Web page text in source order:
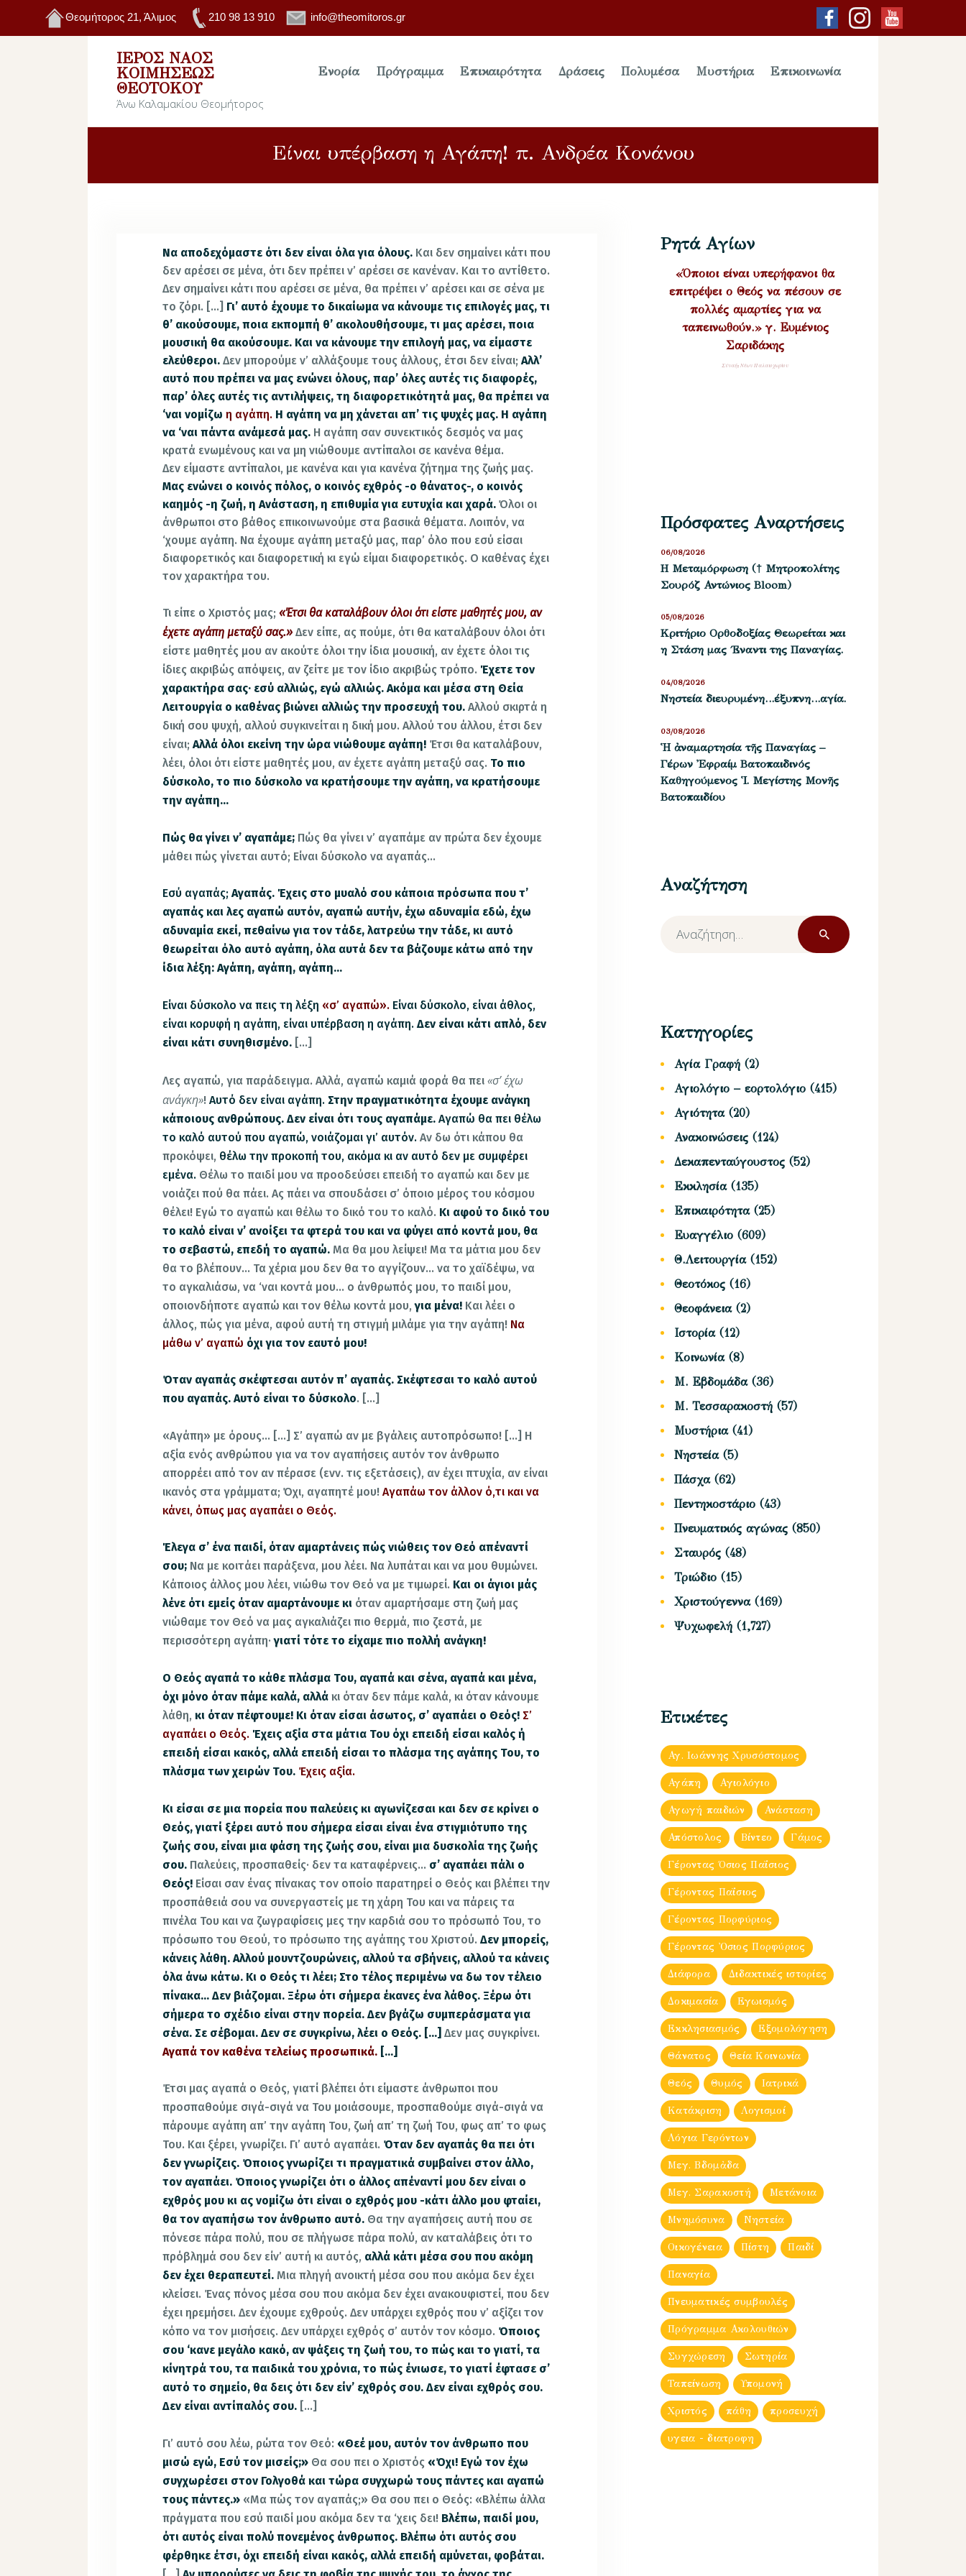
Θεομήτορος 21, Άλιμος 210 98 13 910 info@theomitoros.gr
ΙΕΡΌΣ ΝΑΌΣ
ΚΟΙΜΉΣΕΩΣ
ΘΕΟΤΌΚΟΥ
Άνω Καλαμακίου Θεομήτορος
Ενορία Πρόγραμμα Επικαιρότητα Δράσεις Πολυμέσα Μυστήρια Επικοινωνία
Είναι υπέρβαση η Αγάπη! π. Ανδρέα Κονάνου
Να αποδεχόμαστε ότι δεν είναι όλα για όλους. Και δεν σημαίνει κάτι που
δεν αρέσει σε μένα, ότι δεν πρέπει ν’ αρέσει σε κανέναν. Και το αντίθετο.
Δεν σημαίνει κάτι που αρέσει σε μένα, θα πρέπει ν’ αρέσει και σε σένα με
το ζόρι. […] Γι’ αυτό έχουμε το δικαίωμα να κάνουμε τις επιλογές μας, τι
θ’ ακούσουμε, ποια εκπομπή θ’ ακολουθήσουμε, τι μας αρέσει, ποια
μουσική θα ακούσουμε. Και να κάνουμε την επιλογή μας, να είμαστε
ελεύθεροι. Δεν μπορούμε ν’ αλλάξουμε τους άλλους, έτσι δεν είναι;Αλλ’
αυτό που πρέπει να μας ενώνει όλους, παρ’ όλες αυτές τις διαφορές,
παρ’ όλες αυτές τις αντιλήψεις, τη διαφορετικότητά μας, θα πρέπει να
‘ναι νομίζωη αγάπη. Η αγάπη να μη χάνεται απ’ τις ψυχές μας. Η αγάπη
να ‘ναι πάντα ανάμεσά μας. Η αγάπη σαν συνεκτικός δεσμός να μας
κρατά ενωμένους και να μη νιώθουμε αντίπαλοι σε κανένα θέμα.
Δεν είμαστε αντίπαλοι, με κανένα και για κανένα ζήτημα της ζωής μας.
Μας ενώνει ο κοινός πόλος, ο κοινός εχθρός -ο θάνατος-, ο κοινός
καημός -η ζωή, η Ανάσταση, η επιθυμία για ευτυχία και χαρά.Όλοι οι
άνθρωποι στο βάθος επικοινωνούμε στα βασικά θέματα. Λοιπόν, να
‘χουμε αγάπη. Να έχουμε αγάπη μεταξύ μας, παρ’ όλο που εσύ είσαι
διαφορετικός και διαφορετική κι εγώ είμαι διαφορετικός. Ο καθένας έχει
τον χαρακτήρα του.
Τι είπε ο Χριστός μας;«Έτσι θα καταλάβουν όλοι ότι είστε μαθητές μου, αν
έχετε αγάπη μεταξύ σας.» Δεν είπε, ας πούμε, ότι θα καταλάβουν όλοι ότι
είστε μαθητές μου αν ακούτε όλοι την ίδια μουσική, αν έχετε όλοι τις
ίδιες ακριβώς απόψεις, αν ζείτε με τον ίδιο ακριβώς τρόπο. Έχετε τον
χαρακτήρα σας· εσύ αλλιώς, εγώ αλλιώς. Ακόμα και μέσα στη Θεία
Λειτουργία ο καθένας βιώνει αλλιώς την προσευχή του.Αλλού σκιρτά η
δική σου ψυχή, αλλού συγκινείται η δική μου. Αλλού του άλλου, έτσι δεν
είναι;Αλλά όλοι εκείνη την ώρα νιώθουμε αγάπη! Έτσι θα καταλάβουν,
λέει, όλοι ότι είστε μαθητές μου, αν έχετε αγάπη μεταξύ σας. Το πιο
δύσκολο, το πιο δύσκολο να κρατήσουμε την αγάπη, να κρατήσουμε
την αγάπη…
Πώς θα γίνει ν’ αγαπάμε; Πώς θα γίνει ν’ αγαπάμε αν πρώτα δεν έχουμε
μάθει πώς γίνεται αυτό; Είναι δύσκολο να αγαπάς…
Εσύ αγαπάς; Αγαπάς. Έχεις στο μυαλό σου κάποια πρόσωπα που τ’
αγαπάς και λες αγαπώ αυτόν, αγαπώ αυτήν, έχω αδυναμία εδώ, έχω
αδυναμία εκεί, πεθαίνω για τον τάδε, λατρεύω την τάδε, κι αυτό
θεωρείται όλο αυτό αγάπη, όλα αυτά δεν τα βάζουμε κάτω από την
ίδια λέξη: Αγάπη, αγάπη, αγάπη…
Είναι δύσκολο να πεις τη λέξη «σ’ αγαπώ». Είναι δύσκολο, είναι άθλος,
είναι κορυφή η αγάπη, είναι υπέρβαση η αγάπη. Δεν είναι κάτι απλό, δεν
είναι κάτι συνηθισμένο. […]
Λες αγαπώ, για παράδειγμα.Αλλά, αγαπώ καμιά φορά θα πει«σ’ έχω
ανάγκη»! Αυτό δεν είναι αγάπη. Στην πραγματικότητα έχουμε ανάγκη
κάποιους ανθρώπους. Δεν είναι ότι τους αγαπάμε.Αγαπώ θα πει θέλω
το καλό αυτού που αγαπώ, νοιάζομαι γι’ αυτόν. Αν δω ότι κάπου θα
προκόψει, θέλω την προκοπή του, ακόμα κι αν αυτό δεν με συμφέρει
εμένα. Θέλω το παιδί μου να προοδεύσει επειδή το αγαπώ και δεν με
νοιάζει πού θα πάει. Ας πάει να σπουδάσει σ’ όποιο μέρος του κόσμου
θέλει! Εγώ το αγαπώ και θέλω το δικό του το καλό. Κι αφού το δικό του
το καλό είναι ν’ ανοίξει τα φτερά του και να φύγει από κοντά μου, θα
το σεβαστώ, επεδή το αγαπώ. Μα θα μου λείψει! Μα τα μάτια μου δεν
θα το βλέπουν… Τα χέρια μου δεν θα το αγγίζουν… να το χαϊδέψω, να
το αγκαλιάσω, να ‘ναι κοντά μου… ο άνθρωπός μου, το παιδί μου,
οποιονδήποτε αγαπώ και τον θέλω κοντά μου,για μένα! Και λέει ο
άλλος, πώς για μένα, αφού αυτή τη στιγμή μιλάμε για την αγάπη! Να
μάθω ν’ αγαπώ όχι για τον εαυτό μου!
Όταν αγαπάς σκέφτεσαι αυτόν π’ αγαπάς. Σκέφτεσαι το καλό αυτού
που αγαπάς. Αυτό είναι το δύσκολο. […]
«Αγάπη» με όρους… […] Σ’ αγαπώ αν με βγάλεις αυτοπρόσωπο! […] Η
αξία ενός ανθρώπου για να τον αγαπήσεις αυτόν τον άνθρωπο
απορρέει από τον αν πέρασε (ενν. τις εξετάσεις), αν έχει πτυχία, αν είναι
ικανός στα γράμματα; Όχι, αγαπητέ μου! Αγαπάω τον άλλον ό,τι και να
κάνει, όπως μας αγαπάει ο Θεός.
Έλεγα σ’ ένα παιδί, όταν αμαρτάνεις πώς νιώθεις τον Θεό απέναντί
σου; Να με κοιτάει παράξενα, μου λέει. Να λυπάται και να μου θυμώνει.
Κάποιος άλλος μου λέει, νιώθω τον Θεό να με τιμωρεί. Και οι άγιοι μάς
λένε ότι εμείς όταν αμαρτάνουμε κι όταν αμαρτήσαμε στη ζωή μας
νιώθαμε τον Θεό να μας αγκαλιάζει πιο θερμά, πιο ζεστά, με
περισσότερη αγάπη· γιατί τότε το είχαμε πιο πολλή ανάγκη!
Ο Θεός αγαπά το κάθε πλάσμα Του, αγαπά και σένα, αγαπά και μένα,
όχι μόνο όταν πάμε καλά, αλλάκι όταν δεν πάμε καλά, κι όταν κάνουμε
λάθη,κι όταν πέφτουμε! Κι όταν είσαι άσωτος, σ’ αγαπάει ο Θεός! Σ’
αγαπάει ο Θεός. Έχεις αξία στα μάτια Του όχι επειδή είσαι καλός ή
επειδή είσαι κακός, αλλά επειδή είσαι το πλάσμα της αγάπης Του, το
πλάσμα των χειρών Του. Έχεις αξία.
Κι είσαι σε μια πορεία που παλεύεις κι αγωνίζεσαι και δεν σε κρίνει ο
Θεός, γιατί ξέρει αυτό που σήμερα είσαι είναι ένα στιγμιότυπο της
ζωής σου, είναι μια φάση της ζωής σου, είναι μια δυσκολία της ζωής
σου. Παλεύεις, προσπαθείς· δεν τα καταφέρνεις… σ’ αγαπάει πάλι ο
Θεός! Είσαι σαν ένας πίνακας τον οποίο παρατηρεί ο Θεός και βλέπει την
προσπάθειά σου να συνεργαστείς με τη χάρη Του και να πάρεις τα
πινέλα Του και να ζωγραφίσεις μες την καρδιά σου το πρόσωπό Του, το
πρόσωπο του Θεού, το πρόσωπο της αγάπης του Χριστού.Δεν μπορείς,
κάνεις λάθη. Αλλού μουντζουρώνεις, αλλού τα σβήνεις, αλλού τα κάνεις
όλα άνω κάτω. Κι ο Θεός τι λέει; Στο τέλος περιμένω να δω τον τέλειο
πίνακα… Δεν βιάζομαι. Ξέρω ότι σήμερα έκανες ένα λάθος. Ξέρω ότι
σήμερα το σχέδιο είναι στην πορεία. Δεν βγάζω συμπεράσματα για
σένα. Σε σέβομαι. Δεν σε συγκρίνω, λέει ο Θεός. […]Δεν μας συγκρίνει.
Αγαπά τον καθένα τελείως προσωπικά. […]
Έτσι μας αγαπά ο Θεός, γιατί βλέπει ότι είμαστε άνθρωποι που
προσπαθούμε σιγά-σιγά να Του μοιάσουμε, προσπαθούμε σιγά-σιγά να
πάρουμε αγάπη απ’ την αγάπη Του, ζωή απ’ τη ζωή Του, φως απ’ το φως
Του. Και ξέρει, γνωρίζει. Γι’ αυτό αγαπάει. Όταν δεν αγαπάς θα πει ότι
δεν γνωρίζεις. Όποιος γνωρίζει τι πραγματικά συμβαίνει στον άλλο,
τον αγαπάει. Όποιος γνωρίζει ότι ο άλλος απέναντί μου δεν είναι ο
εχθρός μου κι ας νομίζω ότι είναι ο εχθρός μου -κάτι άλλο μου φταίει,
θα τον αγαπήσω τον άνθρωπο αυτό. Θα την αγαπήσεις αυτή που σε
πόνεσε πάρα πολύ, που σε πλήγωσε πάρα πολύ, αν καταλάβεις ότι το
πρόβλημά σου δεν είν’ αυτή κι αυτός, αλλά κάτι μέσα σου που ακόμη
δεν έχει θεραπευτεί. Μια πληγή ανοικτή μέσα σου που ακόμα δεν έχει
κλείσει. Ένας πόνος μέσα σου που ακόμα δεν έχει ανακουφιστεί, που δεν
έχει ηρεμήσει. Δεν έχουμε εχθρούς.Δεν υπάρχει εχθρός που ν’ αξίζει τον
κόπο να τον μισήσεις. Δεν υπάρχει εχθρός σ’ αυτόν τον κόσμο. Όποιος
σου ‘κανε μεγάλο κακό, αν ψάξεις τη ζωή του, το πώς και το γιατί, τα
κίνητρά του, τα παιδικά του χρόνια, το πώς ένιωσε, το γιατί έφτασε σ’
αυτό το σημείο, θα δεις ότι δεν είν’ εχθρός σου. Δεν είναι εχθρός σου.
Δεν είναι αντίπαλός σου. […]
Γι’ αυτό σου λέω, ρώτα τον Θεό: «Θεέ μου, αυτόν τον άνθρωπο που
μισώ εγώ, Εσύ τον μισείς;» Θα σου πει ο Χριστός «Όχι! Εγώ τον έχω
συγχωρέσει στον Γολγοθά και τώρα συγχωρώ τους πάντες και αγαπώ
τους πάντες.» «Μα πώς τον αγαπάς;» Θα σου πει ο Θεός: «Βλέπω άλλα
πράγματα που εσύ παιδί μου ακόμα δεν τα ‘χεις δει! Βλέπω, παιδί μου,
ότι αυτός είναι πολύ πονεμένος άνθρωπος. Βλέπω ότι αυτός σου
φέρθηκε έτσι, όχι επειδή είναι κακός, αλλά επειδή αμύνεται, φοβάται.
Ρητά Αγίων
«Όποιοι είναι υπερήφανοι θα
επιτρέψει ο Θεός να πέσουν σε
πολλές αμαρτίες για να
ταπεινωθούν.» γ. Ευμένιος
Σαριδάκης
Σύναξη Νέων Παλαιοχωρίου
Πρόσφατες Αναρτήσεις
Η Μεταμόρφωση († Μητροπολίτης
Σουρόζ Αντώνιος Bloom)
06/08/2026
Kριτήριο Oρθοδοξίας Θεωρείται και
η Στάση μας ΄Εναντι της Παναγίας.
05/08/2026
Νηστεία διευρυμένη…έξυπνη…αγία.
04/08/2026
Ἡ ἀναμαρτησία τῆς Παναγίας –
Γέρων Ἐφραίμ Βατοπαιδινός
Καθηγούμενος Ἱ. Μεγίστης Μονῆς
Βατοπαιδίου
03/08/2026
Αναζήτηση
Αναζήτηση
για:
Κατηγορίες
Αγία Γραφή (2)
Αγιολόγιο – εορτολόγιο (415)
Αγιότητα(20)
Ανακοινώσεις (124)
Δεκαπενταύγουστος (52)
Εκκλησία(135)
Επικαιρότητα(25)
Ευαγγέλιο (609)
Θ.Λειτουργία(152)
Θεοτόκος (16)
Θεοφάνεια(2)
Ιστορία(12)
Κοινωνία(8)
Μ. Εβδομάδα(36)
Μ. Τεσσαρακοστή (57)
Μυστήρια(41)
Νηστεία(5)
Πάσχα(62)
Πεντηκοστάριο (43)
Πνευματικός αγώνας (850)
Σταυρός (48)
Τριώδιο (15)
Χριστούγεννα(169)
Ψυχωφελή (1,727)
Ετικέτες
Αγ. Ιωάννης Χρυσόστομος
Αγάπη Αγιολόγιο
Αγωγή παιδιών Ανάσταση
Απόστολος Βίντεο Γάμος
Γέροντας Όσιος Παΐσιος
Γέροντας Παΐσιος
Γέροντας Πορφύριος
Γέροντας Ὀσιος Πορφύριος
Διάφορα Διδακτικές ιστορίες
Δοκιμασία Εγωισμός
Εκκλησιασμός Εξομολόγηση
Θάνατος Θεία Κοινωνία
Θεός Θυμός Ιατρικά
Κατάκριση Λογισμοί
Λόγια Γερόντων
Μεγ. Βδομἀδα
Μεγ. Σαρακοστή Μετάνοια
Μνημόσυνα Νηστεία
Οικογένεια Πίστη Παιδί
Παναγία
Πνευματικές συμβουλές
Πρόγραμμα Ακολουθιών
Συγχώρεση Σωτηρία
Ταπείνωση Υπομονή
Χριστός πάθη προσευχή
υγεια - διατροφη